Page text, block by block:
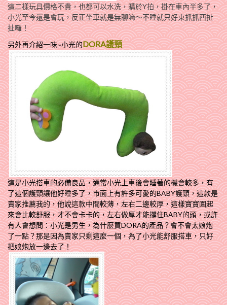
這二樣玩具價格不貴，也都可以水洗，購於Y拍，掛在車內半多了，
小光至今還是會玩，反正坐車就是無聊嘛～不睡就只好東抓抓西扯
扯囉！
另外再介紹一味~小光的DORA護頸
這是小光搭車的必備良品，通常小光上車後會睡著的機會較多，有
了這個護頸讓他好睡多了，市面上有許多可愛的BABY護頸，這款是
賣家推薦我的，他說這款中間較薄，左右二邊較厚，這樣寶寶圍起
來會比較舒服，才不會卡卡的，左右做厚才能撐住BABY的頭，或許
有人會想問：小光是男生，為什麼買DORA的產品？會不會太娘炮
了一點？那是因為賣家只剩這麼一個，為了小光能舒服搭車，只好
把娘炮放一邊去了！